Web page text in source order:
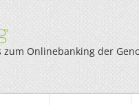
Onlinebanking der